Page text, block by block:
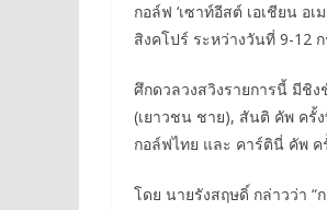
กอล์ฟ ‘เซาท์อีสต์ เอเชียน อ
สิงคโปร์ ระหว่างวันที่ 9-12
ศึกดวลวงสวิงรายการนี้ มีชิ
(เยาวชน ชาย), สันติ คัพ ครั้
กอล์ฟไทย และ คาร์ตินี่ คัพ ค
โดย นายรังสฤษดิ์ กล่าวว่า